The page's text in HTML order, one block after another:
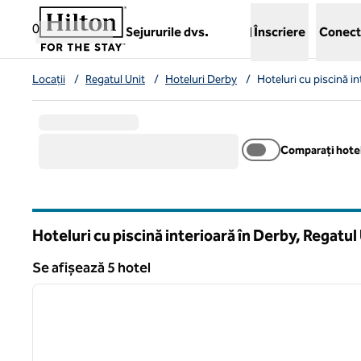
Salt la conținut
0
Sejururile dvs.
,deschide o filă nouă
Înscriere
Locații / Regatul Unit / Hoteluri Derby / Hoteluri cu piscină
Comparați
Hoteluri cu piscină interioară în Derby, Regatul
Se afișează 5 hotel
Se afișează 5 hotel
1 din 12